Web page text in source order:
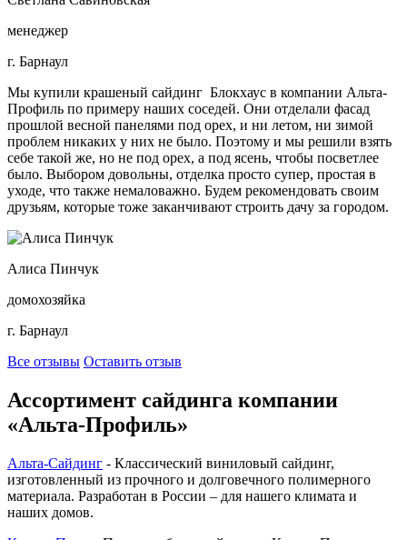
менеджер
г. Барнаул
Мы купили крашеный сайдинг Блокхаус в компании Альта-
Профиль по примеру наших соседей. Они отделали фасад
прошлой весной панелями под орех, и ни летом, ни зимой
проблем никаких у них не было. Поэтому и мы решили взять
себе такой же, но не под орех, а под ясень, чтобы посветлее
было. Выбором довольны, отделка просто супер, простая в
уходе, что также немаловажно. Будем рекомендовать своим
друзьям, которые тоже заканчивают строить дачу за городом.
Алиса Пинчук
домохозяйка
г. Барнаул
Все отзывы Оставить отзыв
Ассортимент сайдинга компании
«Альта-Профиль»
Альта-Сайдинг - Классический виниловый сайдинг,
изготовленный из прочного и долговечного полимерного
материала. Разработан в России – для нашего климата и
наших домов.